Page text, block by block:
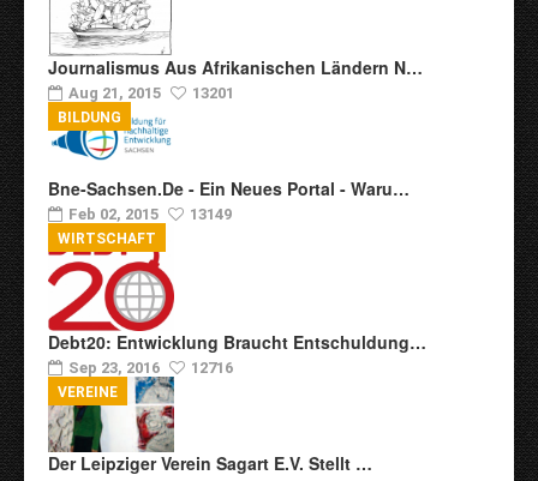
Journalismus Aus Afrikanischen Ländern N…
Aug 21, 2015 13201
Bne-Sachsen.de - Ein Neues Portal - Waru…
Feb 02, 2015 13149
BILDUNG
Debt20: Entwicklung Braucht Entschuldung…
Sep 23, 2016 12716
WIRTSCHAFT
Der Leipziger Verein Sagart E.V. Stellt …
VEREINE